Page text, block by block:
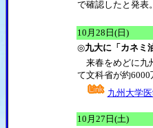
で確認したと発表。
10月28日(日)
◎九大に「カネミ
来春をめどに九
て文科省が約6000
九州大学
10月27日(土)